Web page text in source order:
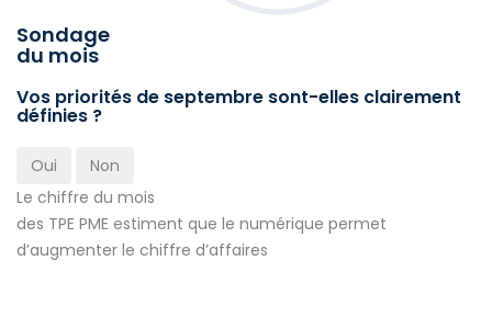
Sondage
du mois
Vos priorités de septembre sont-elles clairement
définies ?
Oui
Non
Le chiffre du mois
des TPE PME estiment que le numérique permet
d’augmenter le chiffre d’affaires